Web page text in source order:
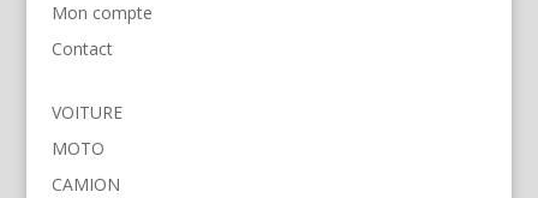
Mon compte
Contact
VOITURE
MOTO
CAMION